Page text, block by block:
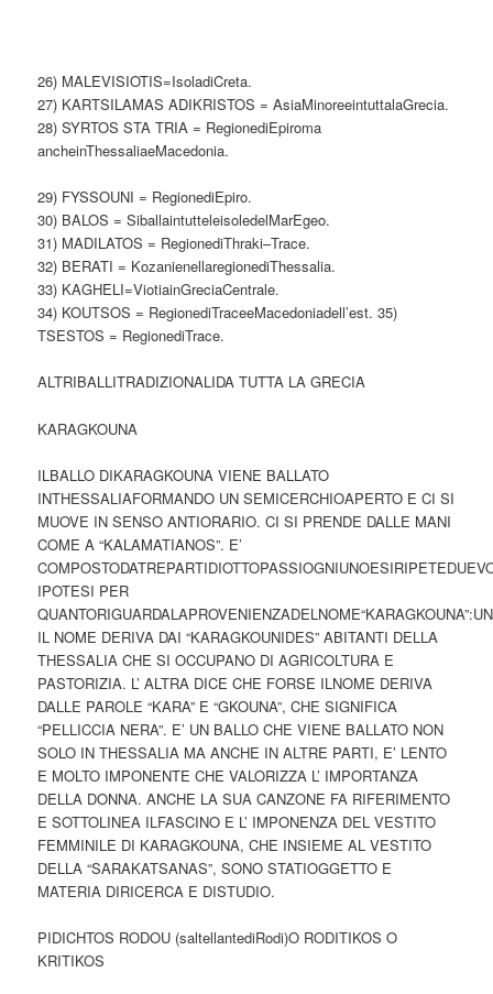
26) MALEVISIOTIS=IsoladiCreta.
27) KARTSILAMAS ADIKRISTOS = AsiaMinoreeintuttalaGrecia.
28) SYRTOS STA TRIA = RegionediEpiroma
ancheinThessaliaeMacedonia.
29) FYSSOUNI = RegionediEpiro.
30) BALOS = SiballaintutteleisoledelMarEgeo.
31) MADILATOS = RegionediThraki–Trace.
32) BERATI = KozanienellaregionediThessalia.
33) KAGHELI=ViotiainGreciaCentrale.
34) KOUTSOS = RegionediTraceeMacedoniadell’est. 35)
TSESTOS = RegionediTrace.
ALTRIBALLITRADIZIONALIDA TUTTA LA GRECIA
KARAGKOUNA
ILBALLO DIKARAGKOUNA VIENE BALLATO
INTHESSALIAFORMANDO UN SEMICERCHIOAPERTO E CI SI
MUOVE IN SENSO ANTIORARIO. CI SI PRENDE DALLE MANI
COME A “KALAMATIANOS”. E’
IPOTESI PER
IL NOME DERIVA DAI “KARAGKOUNIDES” ABITANTI DELLA
THESSALIA CHE SI OCCUPANO DI AGRICOLTURA E
PASTORIZIA. L’ ALTRA DICE CHE FORSE ILNOME DERIVA
DALLE PAROLE “KARA” E “GKOUNA”, CHE SIGNIFICA
“PELLICCIA NERA”. E’ UN BALLO CHE VIENE BALLATO NON
SOLO IN THESSALIA MA ANCHE IN ALTRE PARTI, E’ LENTO
E MOLTO IMPONENTE CHE VALORIZZA L’ IMPORTANZA
DELLA DONNA. ANCHE LA SUA CANZONE FA RIFERIMENTO
E SOTTOLINEA ILFASCINO E L’ IMPONENZA DEL VESTITO
FEMMINILE DI KARAGKOUNA, CHE INSIEME AL VESTITO
DELLA “SARAKATSANAS”, SONO STATIOGGETTO E
MATERIA DIRICERCA E DISTUDIO.
PIDICHTOS RODOU (saltellantediRodi)O RODITIKOS O
KRITIKOS